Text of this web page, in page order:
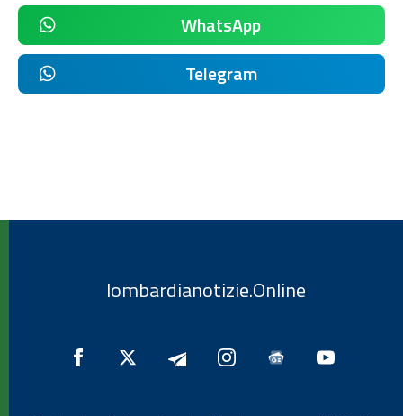
WhatsApp
Telegram
lombardianotizie.Online